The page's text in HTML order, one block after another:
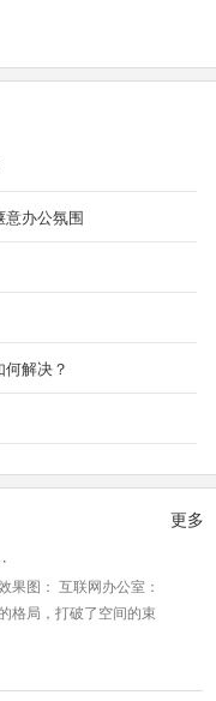
办公氛围
解决？
更多
事务的地方或提供服务
空间当仁不让的主角，
茶几、条案、角几等
创
办公模式，定制出适合
果图： 互联网办公室：
格局，打破了空间的束